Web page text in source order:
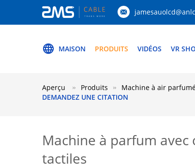
MAISON PRODUITS VIDÉOS VR
DEMANDEZ UNE CITATION
Aperçu Produits Machine à air
Machine à parfum
tactiles